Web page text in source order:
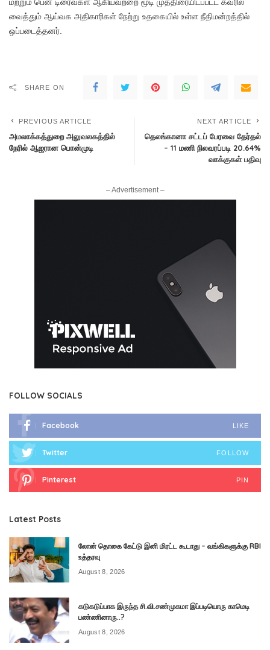
வைத்தும் ஆய்வக அதிகாரிகள் நேற்று உதகையில் உள்ள நீதிமன்றத்தில்
ஒப்படைத்தனர்.
SHARE ON
PREVIOUS ARTICLE
அமலாக்கத்துறை அலுவலகத்தில்
நேரில் ஆஜரான பொன்முடி
NEXT ARTICLE
தெலங்கானா சட்டப் பேரவை தேர்தல்
– 11 மணி நிலவரப்படி 20.64%
வாக்குகள் பதிவு
– Advertisement –
FOLLOW SOCIALS
Facebook LIKE
Twitter FOLLOW
Pinterest PIN
Latest Posts
லோன் தொகை கேட்டு இனி மிரட்ட கூடாது – வங்கிகளுக்கு RBI
உத்தரவு
August 8, 2026
கடுகடுப்பாக இருந்த சி.வி.சண்முகமா இப்படியொரு காமெடி
பண்ணினாரு..?
August 8, 2026